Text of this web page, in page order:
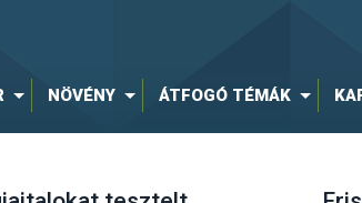
NÖVÉNY ÁTFOGÓ TÉMÁK